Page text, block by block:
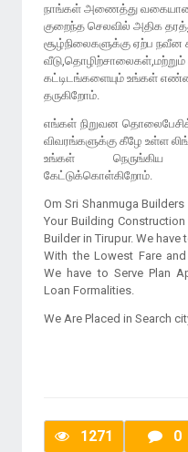
நாங்கள் அணைத்து வகையான
குறைந்த செலவில் அதிக
சூழ்நிலைகளுக்கு ஏற்ப
கட்டிடங்களையும் உங்கள்
எங்கள் நிறுவன
விவரங்களுக்கு கீழே உள்ள
உங்கள் நெருங்கிய
கேட்டுக்கொள்கிறோம்.
Om Sri Shanmuga
Your Building
Builder in Tirupur. We
With the Lowest Fare
We have to Serve Plan
Loan Formalities.
We Are Placed in Search
1271 0